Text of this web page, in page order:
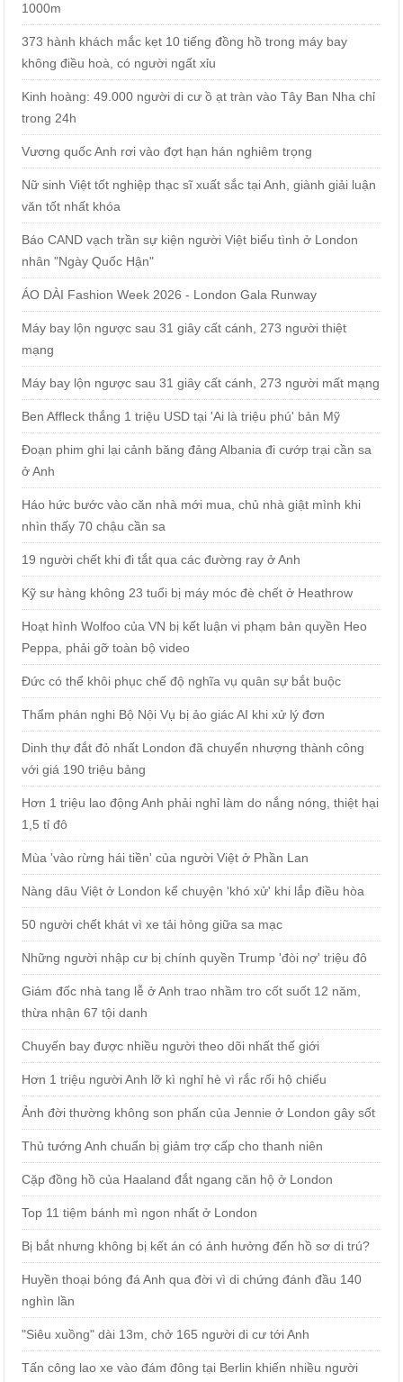
1000m
373 hành khách mắc kẹt 10 tiếng đồng hồ trong máy bay
không điều hoà, có người ngất xỉu
Kinh hoàng: 49.000 người di cư ồ ạt tràn vào Tây Ban Nha chỉ
trong 24h
Vương quốc Anh rơi vào đợt hạn hán nghiêm trọng
Nữ sinh Việt tốt nghiệp thạc sĩ xuất sắc tại Anh, giành giải luận
văn tốt nhất khóa
Báo CAND vạch trần sự kiện người Việt biểu tình ở London
nhân "Ngày Quốc Hận"
ÁO DÀI Fashion Week 2026 - London Gala Runway
Máy bay lộn ngược sau 31 giây cất cánh, 273 người thiệt
mạng
Máy bay lộn ngược sau 31 giây cất cánh, 273 người mất mạng
Ben Affleck thắng 1 triệu USD tại 'Ai là triệu phú' bản Mỹ
Đoạn phim ghi lại cảnh băng đảng Albania đi cướp trại cần sa
ở Anh
Háo hức bước vào căn nhà mới mua, chủ nhà giật mình khi
nhìn thấy 70 chậu cần sa
19 người chết khi đi tắt qua các đường ray ở Anh
Kỹ sư hàng không 23 tuổi bị máy móc đè chết ở Heathrow
Hoạt hình Wolfoo của VN bị kết luận vi phạm bản quyền Heo
Peppa, phải gỡ toàn bộ video
Đức có thể khôi phục chế độ nghĩa vụ quân sự bắt buộc
Thẩm phán nghi Bộ Nội Vụ bị ảo giác AI khi xử lý đơn
Dinh thự đắt đỏ nhất London đã chuyển nhượng thành công
với giá 190 triệu bảng
Hơn 1 triệu lao động Anh phải nghỉ làm do nắng nóng, thiệt hại
1,5 tỉ đô
Mùa 'vào rừng hái tiền' của người Việt ở Phần Lan
Nàng dâu Việt ở London kể chuyện 'khó xử' khi lắp điều hòa
50 người chết khát vì xe tải hỏng giữa sa mạc
Những người nhập cư bị chính quyền Trump 'đòi nợ' triệu đô
Giám đốc nhà tang lễ ở Anh trao nhầm tro cốt suốt 12 năm,
thừa nhận 67 tội danh
Chuyến bay được nhiều người theo dõi nhất thế giới
Hơn 1 triệu người Anh lỡ kì nghỉ hè vì rắc rối hộ chiếu
Ảnh đời thường không son phấn của Jennie ở London gây sốt
Thủ tướng Anh chuẩn bị giảm trợ cấp cho thanh niên
Cặp đồng hồ của Haaland đắt ngang căn hộ ở London
Top 11 tiệm bánh mì ngon nhất ở London
Bị bắt nhưng không bị kết án có ảnh hưởng đến hồ sơ di trú?
Huyền thoại bóng đá Anh qua đời vì di chứng đánh đầu 140
nghìn lần
"Siêu xuồng" dài 13m, chở 165 người di cư tới Anh
Tấn công lao xe vào đám đông tại Berlin khiến nhiều người